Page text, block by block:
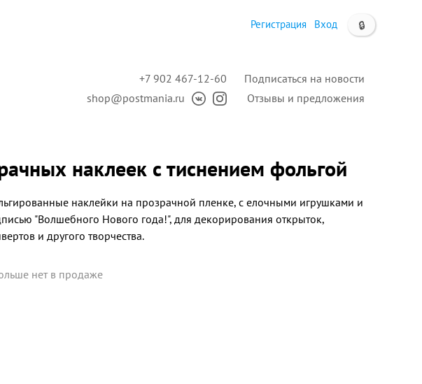
🔒
Регистрация Вход
Подписаться на новости
Отзывы и предложения
+7 902 467-12-60
shop@postmania.ru
наклеек с тиснением фольгой
наклейки на прозрачной пленке, с елочными игрушками и
"Волшебного Нового года!", для декорирования открыток,
и другого творчества.
нет в продаже